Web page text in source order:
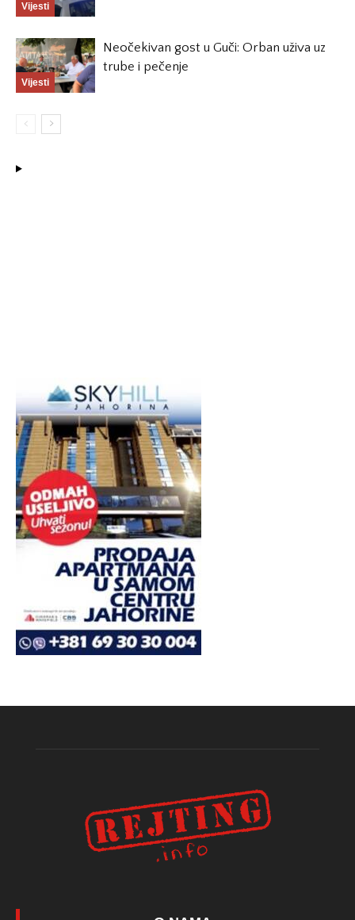
Vijesti
Vijesti
Neočekivan gost u Guči: Orban uživa uz
trube i pečenje